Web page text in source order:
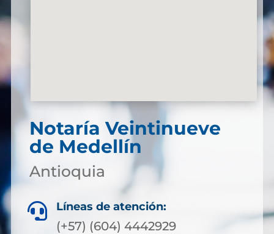
Notaría Veintinueve
de Medellín
Antioquia
 Líneas de atención:
(+57) (604) 4442929